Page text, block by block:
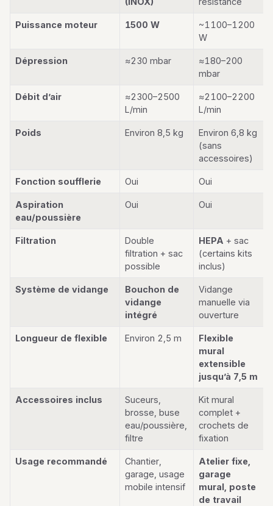
Puissance moteur 1500 W
~1100–1200
W
Dépression ≈230 mbar
≈180–200
mbar
Débit d’air
≈2300–2500
L/min
≈2100–2200
L/min
Poids Environ 8,5 kg
Environ 6,8 kg
(sans
accessoires)
Fonction soufflerie Oui Oui
Aspiration
eau/poussière
Oui Oui
Filtration
Double
filtration + sac
possible
HEPA + sac
(certains kits
inclus)
Système de vidange
Bouchon de
vidange
intégré
Vidange
manuelle via
ouverture
Longueur de flexible Environ 2,5 m
Flexible
mural
extensible
jusqu’à 7,5 m
Accessoires inclus
Suceurs,
brosse, buse
eau/poussière,
filtre
Kit mural
complet +
crochets de
fixation
Usage recommandé
Chantier,
garage, usage
mobile intensif
Atelier fixe,
garage
mural, poste
de travail